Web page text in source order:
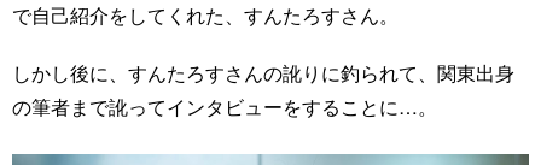
で自己紹介をしてくれた、すんたろすさん。
しかし後に、すんたろすさんの訛りに釣られて、関東出身
の筆者まで訛ってインタビューをすることに…。